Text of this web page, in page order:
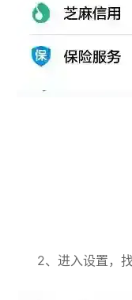
2、进入设置，